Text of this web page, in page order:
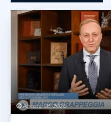
Agosto 08, 2026